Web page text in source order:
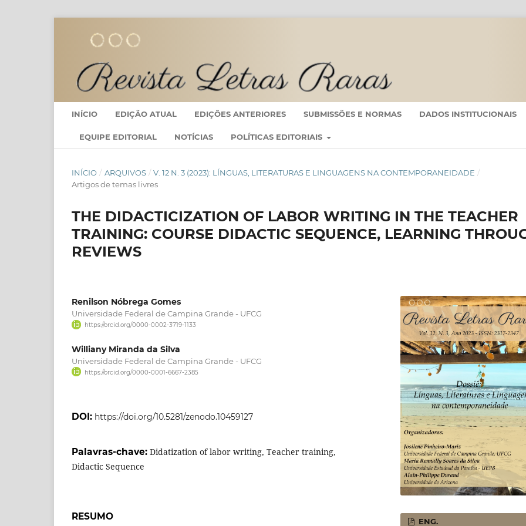
INÍCIO EDIÇÃO ATUAL EDIÇÕES ANTERIORES SUBMISSÕES E NORMAS DADOS INSTITUCIONAIS
EQUIPE EDITORIAL NOTÍCIAS POLÍTICAS EDITORIAIS
INÍCIO / ARQUIVOS / V. 12 N. 3 (2023): LÍNGUAS, LITERATURAS E LINGUAGENS NA CONTEMPORANEIDADE /
Artigos de temas livres
THE DIDACTICIZATION OF LABOR WRITING IN THE TEACHER
TRAINING: COURSE DIDACTIC SEQUENCE, LEARNING
REVIEWS
Renilson Nóbrega Gomes
Universidade Federal de Campina Grande - UFCG
https://orcid.org/0000-0002-3719-1133
Williany Miranda da Silva
Universidade Federal de Campina Grande - UFCG
https://orcid.org/0000-0001-6667-2385
DOI: https://doi.org/10.5281/zenodo.10459127
Palavras-chave: Didatization of labor writing, Teacher training,
Didactic Sequence
RESUMO ENG.